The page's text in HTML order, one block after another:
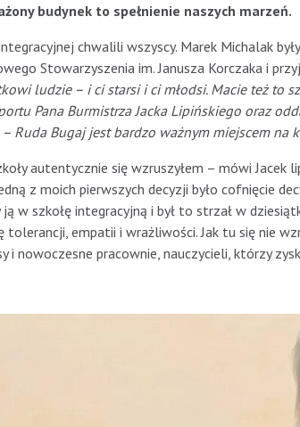
budynek to spełnienie naszych marzeń.
chwalili wszyscy. Marek Michalak
Stowarzyszenia im. Janusza Korczaka i
ludzie – i ci starsi i ci młodsi. Macie też to
Pana Burmistrza Jacka Lipińskiego oraz
– Ruda Bugaj jest bardzo ważnym miejscem na
autentycznie się wzruszyłem – mówi Jacek
z moich pierwszych decyzji było cofnięcie
w szkołę integracyjną i był to strzał w
tolerancji, empatii i wrażliwości. Jak tu się nie
i nowoczesne pracownie, nauczycieli, którzy